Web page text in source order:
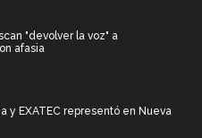
"devolver la voz" a
afasia
y EXATEC representó en Nueva